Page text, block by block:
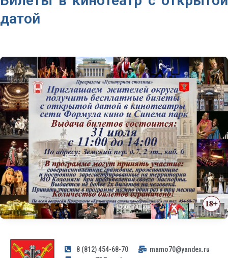
датой
8 (812) 454-68-70
mamo70@yandex.ru